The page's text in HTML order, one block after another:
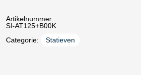
Artikelnummer:
SI-AT125+B00K
Categorie:
Statieven